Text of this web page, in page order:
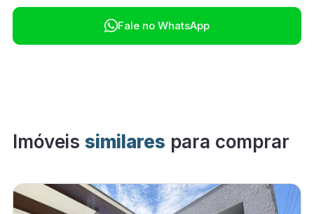
Fale no WhatsApp
Imóveis similares para comprar